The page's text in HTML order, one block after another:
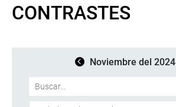
CONTRASTES
Noviembre del 2024